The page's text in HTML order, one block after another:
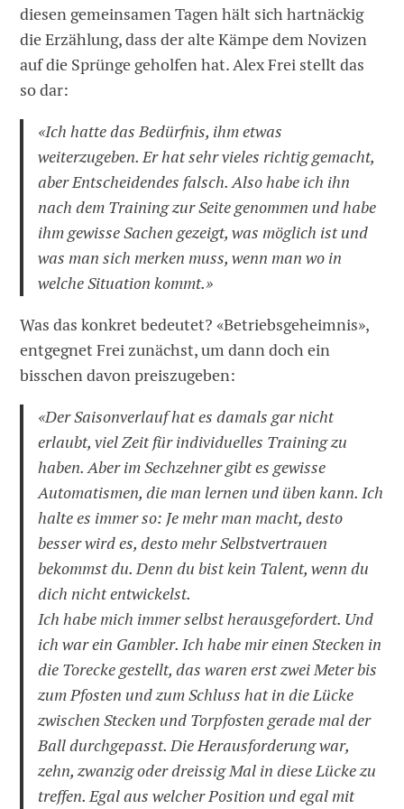
diesen gemeinsamen Tagen hält sich hartnäckig
die Erzählung, dass der alte Kämpe dem Novizen
auf die Sprünge geholfen hat. Alex Frei stellt das
so dar:
«Ich hatte das Bedürfnis, ihm etwas
weiterzugeben. Er hat sehr vieles richtig gemacht,
aber Entscheidendes falsch. Also habe ich ihn
nach dem Training zur Seite genommen und habe
ihm gewisse Sachen gezeigt, was möglich ist und
was man sich merken muss, wenn man wo in
welche Situation kommt.»
Was das konkret bedeutet? «Betriebsgeheimnis»,
entgegnet Frei zunächst, um dann doch ein
bisschen davon preiszugeben:
«Der Saisonverlauf hat es damals gar nicht
erlaubt, viel Zeit für individuelles Training zu
haben. Aber im Sechzehner gibt es gewisse
Automatismen, die man lernen und üben kann. Ich
halte es immer so: Je mehr man macht, desto
besser wird es, desto mehr Selbstvertrauen
bekommst du. Denn du bist kein Talent, wenn du
dich nicht entwickelst.
Ich habe mich immer selbst herausgefordert. Und
ich war ein Gambler. Ich habe mir einen Stecken in
die Torecke gestellt, das waren erst zwei Meter bis
zum Pfosten und zum Schluss hat in die Lücke
zwischen Stecken und Torpfosten gerade mal der
Ball durchgepasst. Die Herausforderung war,
zehn, zwanzig oder dreissig Mal in diese Lücke zu
treffen. Egal aus welcher Position und egal mit